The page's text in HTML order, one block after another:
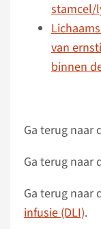
stamcel/
van
binnen
Ga terug naar
Ga terug naar
Ga terug naar
infusie (DLI).